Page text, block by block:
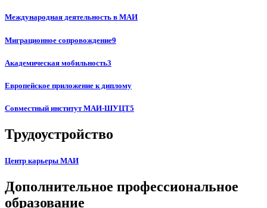
Международная деятельность в МАИ
Миграционное сопровождение9
Академическая мобильность3
Европейское приложение к диплому
Совместный институтМАИ-ШУЦТ5
Трудоустройство
Центр карьеры МАИ
Дополнительное профессиональное
образование